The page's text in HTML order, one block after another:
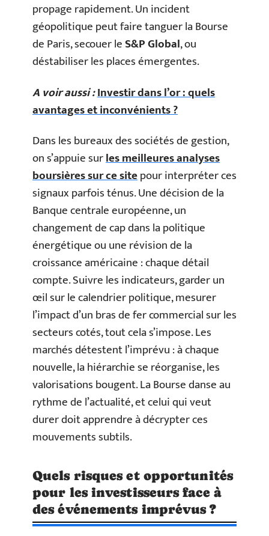
propage rapidement. Un incident
géopolitique peut faire tanguer la Bourse
de Paris, secouer leS&P Global, ou
déstabiliser les places émergentes.
A voir aussi :Investir dans l’or : quels
avantages et inconvénients ?
Dans les bureaux des sociétés de gestion,
on s’appuie surles meilleures analyses
boursières sur ce sitepour interpréter ces
signaux parfois ténus. Une décision de la
Banque centrale européenne, un
changement de cap dans la politique
énergétique ou une révision de la
croissance américaine : chaque détail
compte. Suivre les indicateurs, garder un
œil sur le calendrier politique, mesurer
l’impact d’un bras de fer commercial sur les
secteurs cotés, tout cela s’impose. Les
marchés détestent l’imprévu : à chaque
nouvelle, la hiérarchie se réorganise, les
valorisations bougent. La Bourse danse au
rythme de l’actualité, et celui qui veut
durer doit apprendre à décrypter ces
mouvements subtils.
Quels risques et opportunités
pour les investisseurs face à
des événements imprévus ?